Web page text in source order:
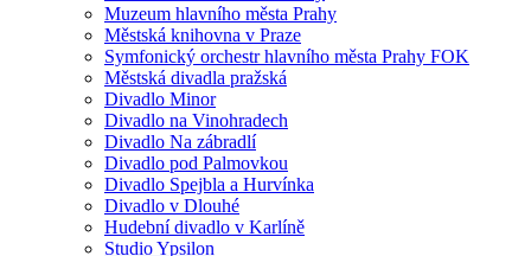
Muzeum hlavního města Prahy
Městská knihovna v Praze
Symfonický orchestr hlavního města Prahy FOK
Městská divadla pražská
Divadlo Minor
Divadlo na Vinohradech
Divadlo Na zábradlí
Divadlo pod Palmovkou
Divadlo Spejbla a Hurvínka
Divadlo v Dlouhé
Hudební divadlo v Karlíně
Studio Ypsilon